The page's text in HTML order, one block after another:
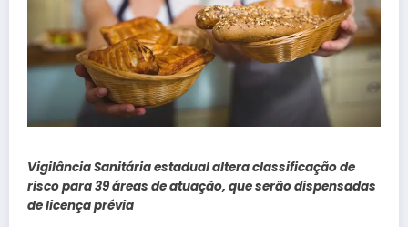
Vigilância Sanitária estadual altera classificação de
risco para 39 áreas de atuação, que serão dispensadas
de licença prévia